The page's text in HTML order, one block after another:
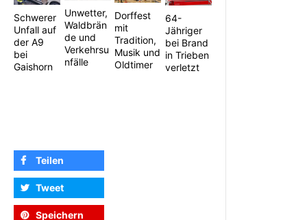
Schwerer
Unfall auf
der A9
bei
Gaishorn
Unwetter,
Waldbrän
de und
Verkehrsu
nfälle
Dorffest
mit
Tradition,
Musik und
Oldtimer
64-
Jähriger
bei Brand
in Trieben
verletzt
Teilen
Tweet
Speichern